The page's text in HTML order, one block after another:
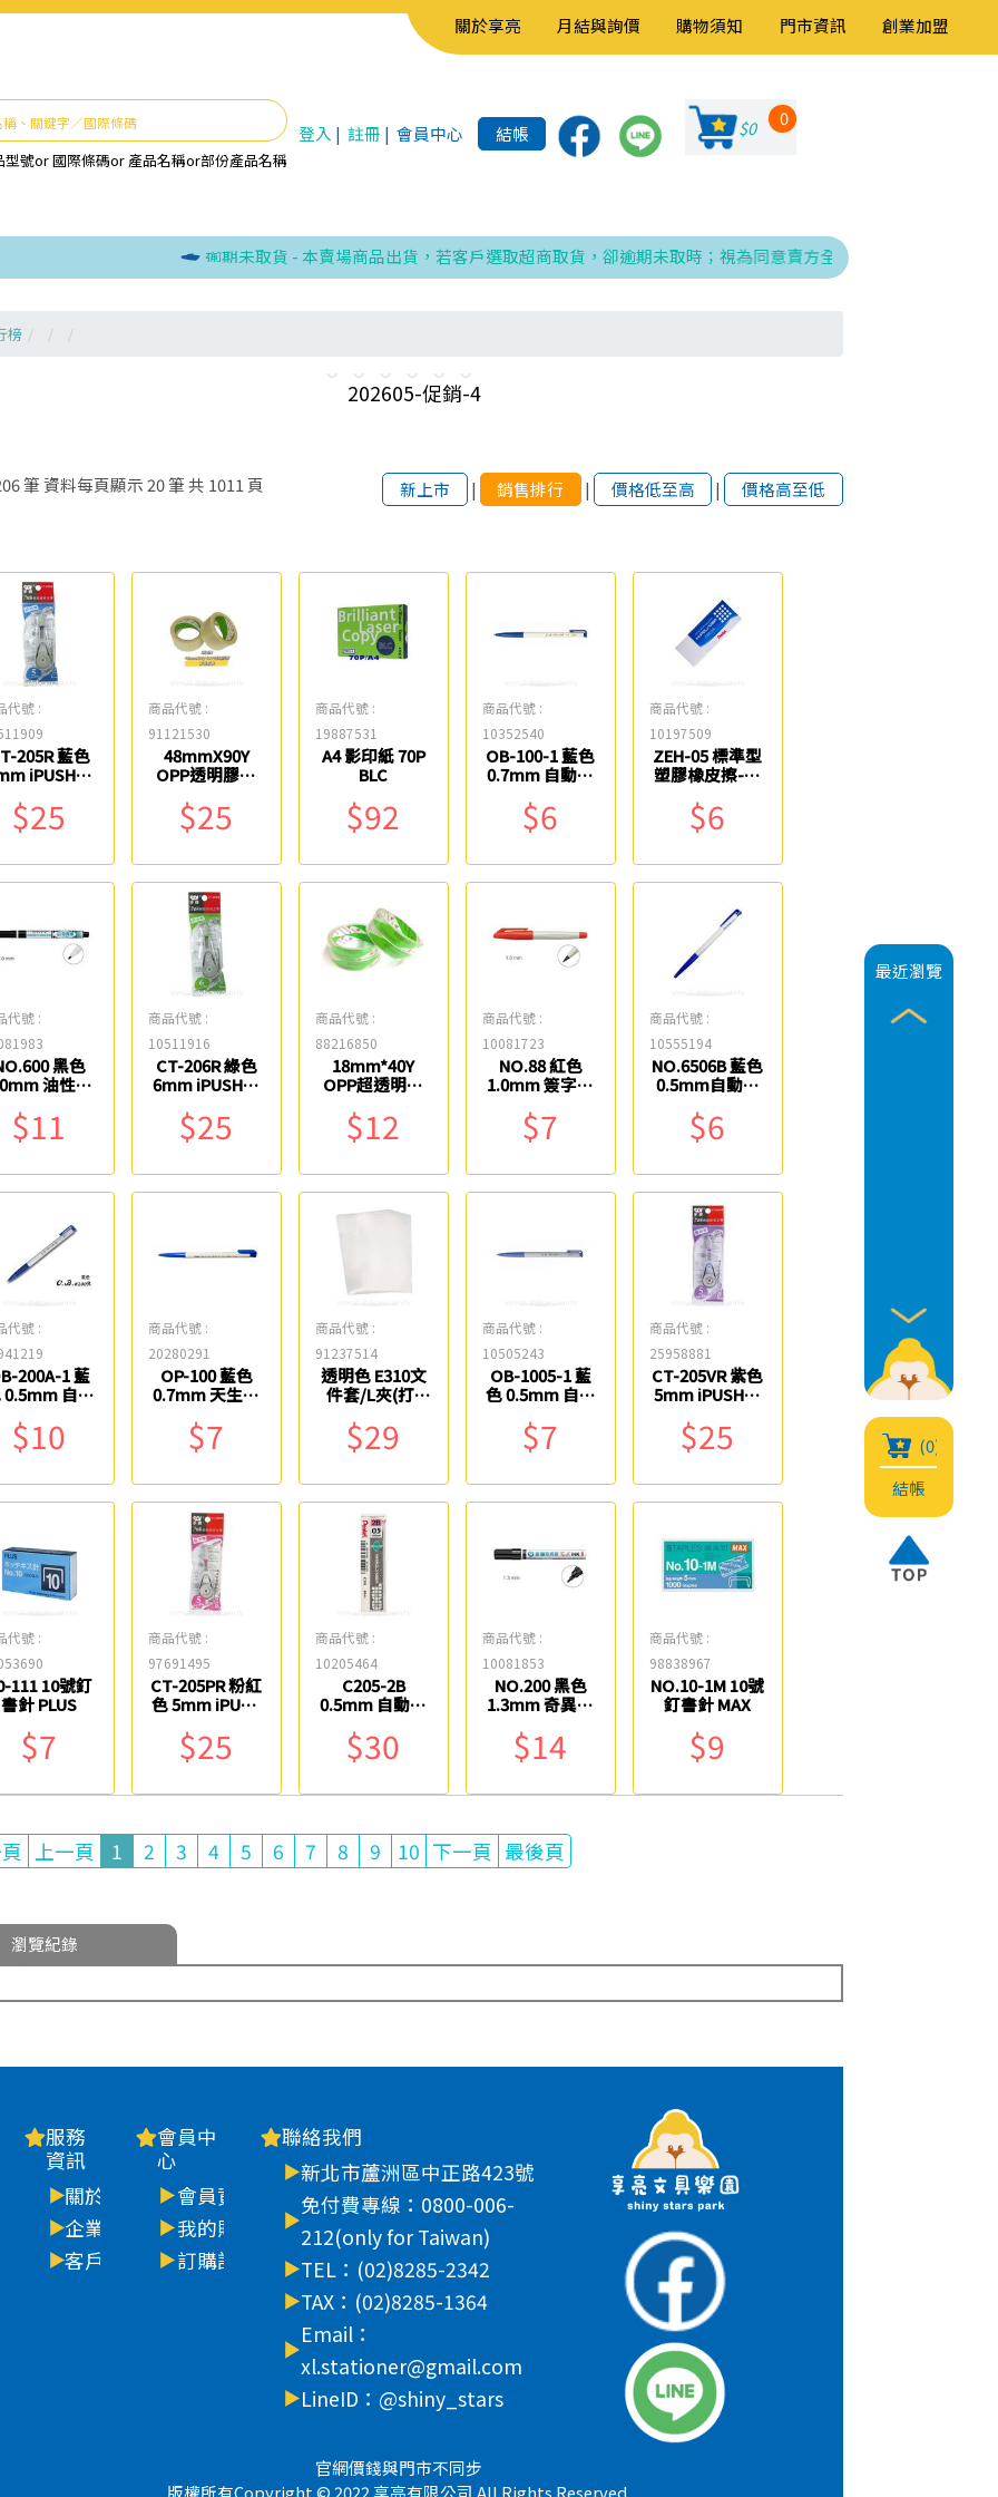
關於享亮 月結與詢價 購物須知 門市資訊 創業加盟
型號or國際條碼or 產品名稱or部份產品名稱
登入 | 註冊 | 會員中心 結帳 $0 0
逾期未取貨 - 本賣場商品出貨，若客戶選取超商取貨，卻逾期未取時；視為同意賣方全權處理發票、折讓與銷貨退
最近瀏覽
(0)
結帳
榜
筆 資料每頁顯示 20筆 共 1011頁 新上市 | 銷售排行 | 價格低至高 | 價格高至低
代號 :
205R 藍色
iPUSH輕
SDI
$25
商品代號 :
91121530
48mmX90Y
OPP透明膠帶
$25
商品代號 :
19887531
A4 影印紙 70P
BLC
$92
商品代號 :
10352540
OB-100-1 藍色
0.7mm 自動原
$6
商品代號 :
10197509
ZEH-05 標準型
塑膠橡皮擦-小
$6
代號 :
黑色
油性細
$11
商品代號 :
10511916
CT-206R 綠色
6mm iPUSH輕
SDI
$25
商品代號 :
88216850
18mm*40Y
OPP超透明膠
$12
商品代號 :
10081723
NO.88 紅色
1.0mm 簽字筆
$7
商品代號 :
10555194
NO.6506B 藍色
0.5mm自動原
$6
代號 :
200A-1 藍
0.5mm 自動
$10
商品代號 :
20280291
OP-100 藍色
0.7mm 天生贏
TOWO
$7
商品代號 :
91237514
透明色 E310文
件套/L夾(打)
德牌
$29
商品代號 :
10505243
OB-1005-1 藍
色 0.5mm 自動
$7
商品代號 :
25958881
CT-205VR 紫色
5mm iPUSH輕
SDI
$25
代號 :
111 10號釘
書針 PLUS
$7
商品代號 :
97691495
CT-205PR 粉紅
色 5mm iPUSH
帶 SDI
$25
商品代號 :
10205464
C205-2B
0.5mm 自動鉛
$30
商品代號 :
10081853
NO.200 黑色
1.3mm 奇異筆
$14
商品代號 :
98838967
NO.10-1M 10號
釘書針 MAX
$9
上一頁 1 2 3 4 5 6 7 8 9 10 下一頁 最後頁
瀏覽紀錄
服務
資訊
關於我們
企業購物
客戶留言
會員中
心
會員資料
我的購物車
訂購記錄
聯絡我們
新北市蘆洲區中正路423號
免付費專線：0800-006-
212(only for Taiwan)
TEL：(02)8285-2342
TAX：(02)8285-1364
Email：
xl.stationer@gmail.com
LineID：@shiny_stars
官網價錢與門市不同步
版權所有Copyright © 2022 享亮有限公司 All Rights Reserved.